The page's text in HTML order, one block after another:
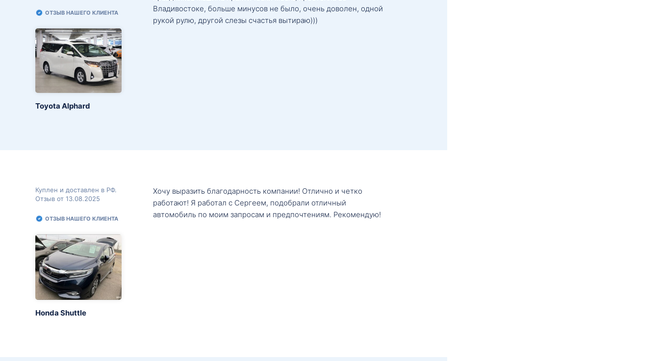
ОТЗЫВ НАШЕГО КЛИЕНТА
Toyota Alphard
Владивостоке, больше минусов не было, очень доволен, одной
рукой рулю, другой слезы счастья вытираю)))
Куплен и доставлен в РФ.
Отзыв от 13.08.2025
ОТЗЫВ НАШЕГО КЛИЕНТА
Honda Shuttle
Хочу выразить благодарность компании! Отлично и четко
работают! Я работал с Сергеем, подобрали отличный
автомобиль по моим запросам и предпочтениям. Рекомендую!